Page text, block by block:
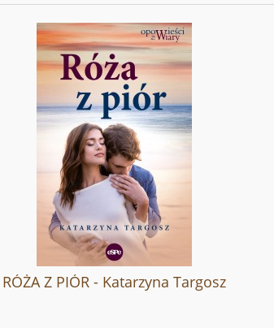
RÓŻA Z PIÓR - Katarzyna Targosz